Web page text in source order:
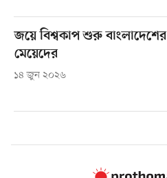
জয়ে বিশ্বকাপ শুরু বাংলাদেশের
মেয়েদের
১৪ জুন ২০২৬